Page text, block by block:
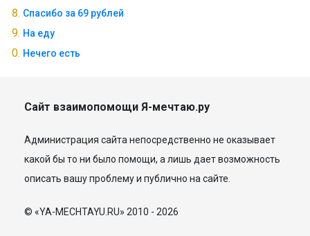
Спасибо за 69 рублей
На еду
Нечего есть
Сайт взаимопомощи Я-мечтаю.ру
Администрация сайта непосредственно не оказывает
какой бы то ни было помощи, а лишь дает возможность
описать вашу проблему и публично на сайте.
© «YA-MECHTAYU.RU» 2010 - 2026